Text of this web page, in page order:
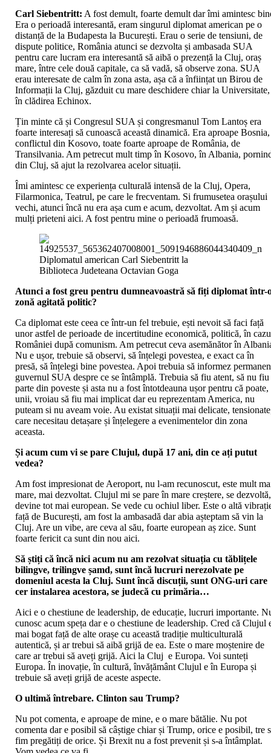
Carl Siebentritt: A fost demult, foarte demult dar îmi amintesc
Era o perioadă interesantă, eram singurul diplomat american pe o
distanță de la Budapesta la București. Erau o serie de tensiuni, de
dispute politice, România atunci se dezvolta și ambasada SUA
pentru care lucram era interesantă să aibă o prezență la Cluj, oraș
mare, între cele două capitale, ca să vadă, să observe zona. SUA
erau interesate de calm în zona asta, așa că a înființat un Birou de
Informații la Cluj, găzduit cu mare deschidere chiar la Universitate,
în clădirea Echinox.
Țin minte că și Congresul SUA și congresmanul Tom Lantoș era
foarte interesați să cunoască această dinamică. Era aproape Bosnia,
conflictul din Kosovo, toate foarte aproape de România, de
Transilvania. Am petrecut mult timp în Kosovo, în Albania,
din Cluj, să ajut la rezolvarea acelor situații.
Îmi amintesc ce experiența culturală intensă de la Cluj, Opera,
Filarmonica, Teatrul, pe care le frecventam. Si frumusetea orașului
vechi, atunci încă nu era așa cum e acum, dezvoltat. Am și acum
mulți prieteni aici. A fost pentru mine o perioadă frumoasă.
Diplomatul american Carl Siebentritt la
Biblioteca Judeteana Octavian Goga
Atunci a fost greu pentru dumneavoastră să fiți diplomat într-
zonă agitată politic?
Ca diplomat este ceea ce într-un fel trebuie, ești nevoit să faci față
unor astfel de perioade de incertitudine economică, politică, în
României după comunism. Am petrecut ceva asemănător în
Nu e ușor, trebuie să observi, să înțelegi povestea, e exact ca în
presă, să înțelegi bine povestea. Apoi trebuia să informez
guvernul SUA despre ce se întâmplă. Trebuia să fiu atent, să nu fiu
parte din poveste și asta nu a fost întotdeauna ușor pentru că poate,
unii, vroiau să fiu mai implicat dar eu reprezentam America, nu
puteam si nu aveam voie. Au existat situații mai delicate,
care necesitau detașare și înțelegere a evenimentelor din zona
aceasta.
Și acum cum vi se pare Clujul, după 17 ani, din ce ați putut
vedea?
Am fost impresionat de Aeroport, nu l-am recunoscut, este mult
mare, mai dezvoltat. Clujul mi se pare în mare creștere, se dezvoltă,
devine tot mai european. Se vede cu ochiul liber. Este o altă
față de București, am fost la ambasadă dar abia așteptam să vin la
Cluj. Are un vibe, are ceva al său, foarte european aș zice. Sunt
foarte fericit ca sunt din nou aici.
Să știți că încă nici acum nu am rezolvat situația cu tăblițele
bilingve, trilingve șamd, sunt încă lucruri nerezolvate pe
domeniul acesta la Cluj. Sunt încă discuții, sunt ONG-uri care
cer instalarea acestora, se judecă cu primăria…
Aici e o chestiune de leadership, de educație, lucruri importante.
cunosc acum speța dar e o chestiune de leadership. Cred că Clujul
mai bogat față de alte orașe cu această tradiție multiculturală
autentică, și ar trebui să aibă grijă de ea. Este o mare moștenire de
care ar trebui să aveți grijă. Aici la Cluj e Europa. Voi sunteți
Europa. În inovație, în cultură, învățământ Clujul e în Europa și
trebuie să aveți grijă de aceste aspecte.
O ultimă întrebare. Clinton sau Trump?
Nu pot comenta, e aproape de mine, e o mare bătălie. Nu pot
comenta dar e posibil să câștige chiar și Trump, orice e posibil, tre
fim pregătiți de orice. Și Brexit nu a fost prevenit și s-a întâmplat.